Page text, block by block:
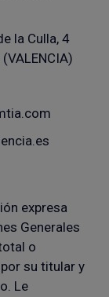
la Culla, 4
expresa
Generales
o
su titular y
Le